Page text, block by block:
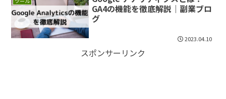
GA4の機能を徹底解説｜副業ブロ
グ
2023.04.10
スポンサーリンク